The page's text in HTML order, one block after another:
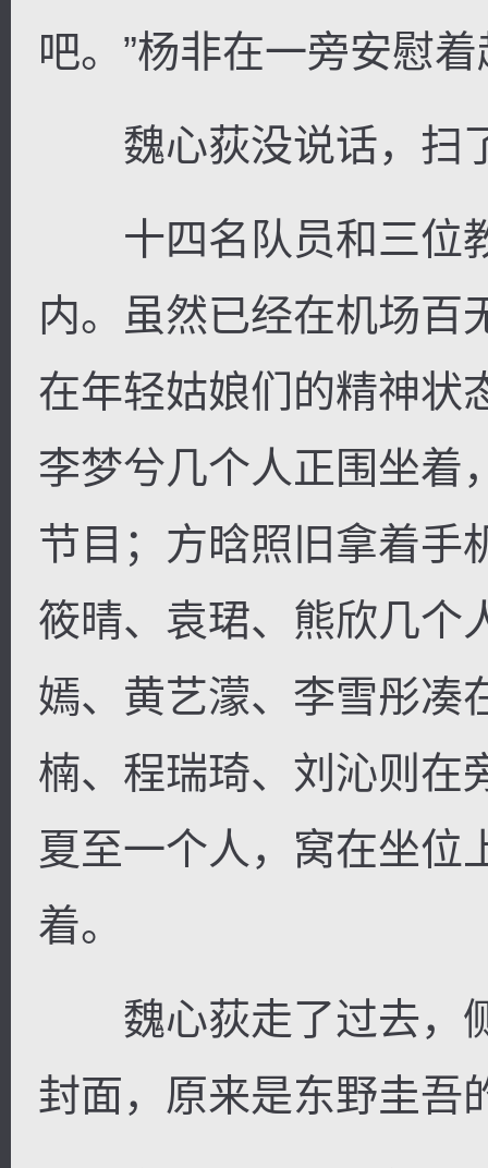
吧。”杨非在一旁安慰
魏心荻没说话，扫
十四名队员和三位
内。虽然已经在机场百
在年轻姑娘们的精神状
李梦兮几个人正围坐着
节目；方晗照旧拿着手
筱晴、袁珺、熊欣几个
嫣、黄艺濛、李雪彤凑
楠、程瑞琦、刘沁则在
夏至一个人，窝在坐位
着。
魏心荻走了过去，
封面，原来是东野圭吾